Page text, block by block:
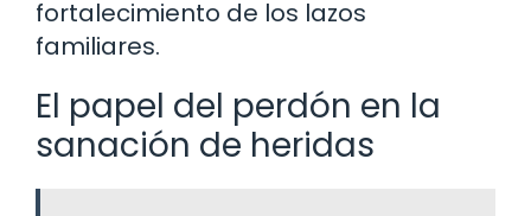
fortalecimiento de los lazos
familiares.
El papel del perdón en la
sanación de heridas